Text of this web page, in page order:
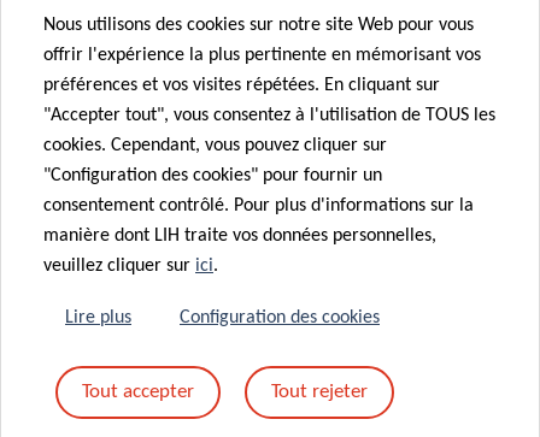
Message*
En envoyant votre message, vous acceptez
politique de confidentialité du LIH.
Nous utilisons des cookies sur notre site Web pour vous
offrir l'expérience la plus pertinente en mémorisant vos
préférences et vos visites répétées. En cliquant sur
"Accepter tout", vous consentez à l'utilisation de TOUS les
cookies. Cependant, vous pouvez cliquer sur
"Configuration des cookies" pour fournir un
consentement contrôlé. Pour plus d'informations sur la
manière dont LIH traite vos données personnelles,
veuillez cliquer sur ici.
Lire plus Configuration des cookies
Tout accepter Tout rejeter